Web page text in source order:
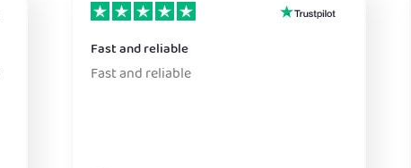
Fast and reliable
Fast and reliable